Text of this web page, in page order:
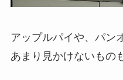
アップルパイや、パン
あまり見かけないもの